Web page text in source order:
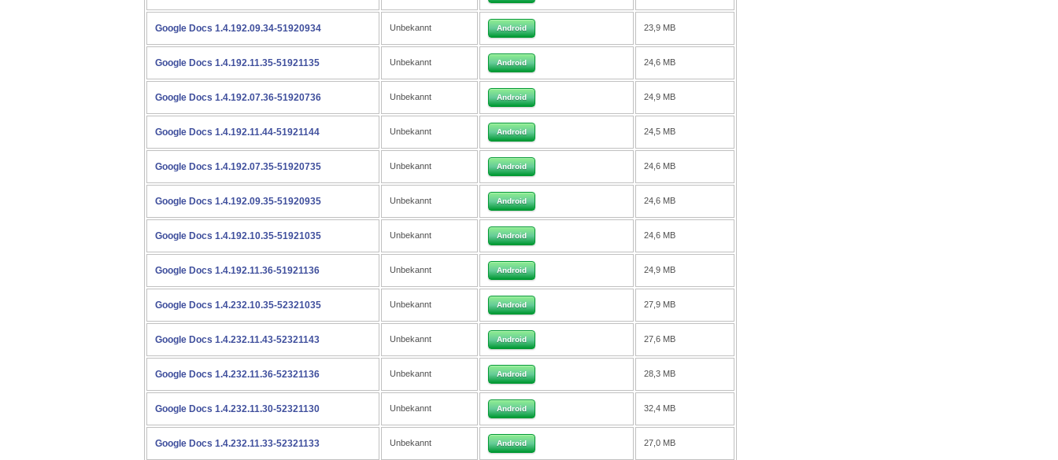
Google Docs 1.4.192.09.34-51920934 Unbekannt Android 23,9 MB
Google Docs 1.4.192.11.35-51921135 Unbekannt Android 24,6 MB
Google Docs 1.4.192.07.36-51920736 Unbekannt Android 24,9 MB
Google Docs 1.4.192.11.44-51921144 Unbekannt Android 24,5 MB
Google Docs 1.4.192.07.35-51920735 Unbekannt Android 24,6 MB
Google Docs 1.4.192.09.35-51920935 Unbekannt Android 24,6 MB
Google Docs 1.4.192.10.35-51921035 Unbekannt Android 24,6 MB
Google Docs 1.4.192.11.36-51921136 Unbekannt Android 24,9 MB
Google Docs 1.4.232.10.35-52321035 Unbekannt Android 27,9 MB
Google Docs 1.4.232.11.43-52321143 Unbekannt Android 27,6 MB
Google Docs 1.4.232.11.36-52321136 Unbekannt Android 28,3 MB
Google Docs 1.4.232.11.30-52321130 Unbekannt Android 32,4 MB
Google Docs 1.4.232.11.33-52321133 Unbekannt Android 27,0 MB